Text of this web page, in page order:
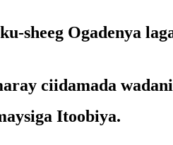
ku-sheeg Ogadenya
ciidamada
Itoobiya.